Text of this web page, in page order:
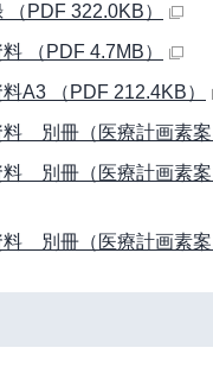
PDF 322.0KB）
（PDF 4.7MB）
A3 （PDF 212.4KB）
別冊（医療計画素案
別冊（医療計画素案
別冊（医療計画素案